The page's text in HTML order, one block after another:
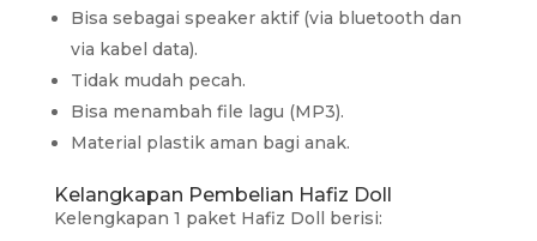
Bisa sebagai speaker aktif (via bluetooth dan
via kabel data).
Tidak mudah pecah.
Bisa menambah file lagu (MP3).
Material plastik aman bagi anak.
Kelangkapan Pembelian Hafiz Doll
Kelengkapan 1 paket Hafiz Doll berisi: